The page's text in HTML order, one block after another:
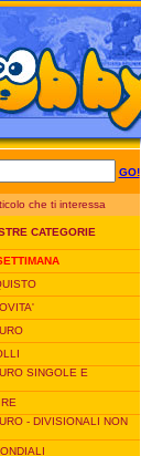
GO!
che ti interessa
CATEGORIE
SINGOLE E
- DIVISIONALI NON